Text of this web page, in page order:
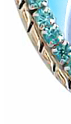
Paciorki do
Jeśli nie masz
liczyć palcami.